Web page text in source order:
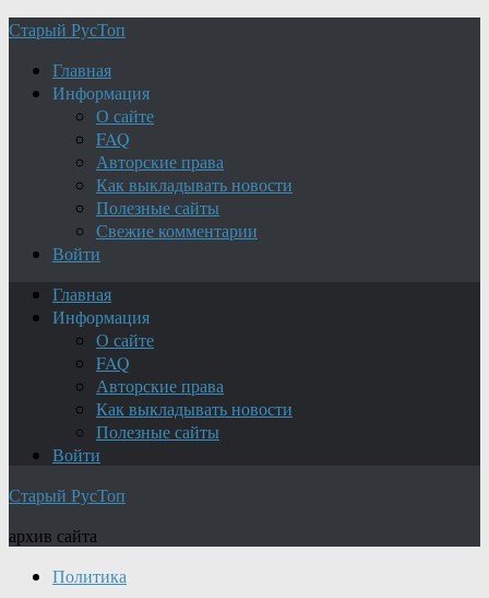
Старый РусТоп
Главная
Информация
О сайте
FAQ
Авторские права
Как выкладывать новости
Полезные сайты
Свежие комментарии
Войти
Главная
Информация
О сайте
FAQ
Авторские права
Как выкладывать новости
Полезные сайты
Войти
Старый РусТоп
архив сайта
Политика